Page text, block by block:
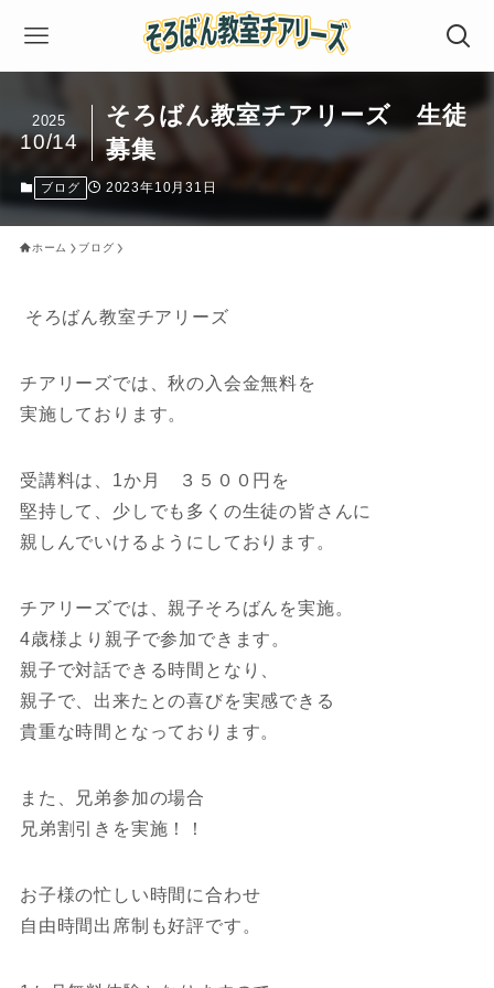
そろばん教室チアリーズ 生徒
募集
2025
10/14
ブログ 2023年10月31日
ホーム ブログ
そろばん教室チアリーズ
チアリーズでは、秋の入会金無料を
実施しております。
受講料は、1か月 ３５００円を
堅持して、少しでも多くの生徒の皆さんに
親しんでいけるようにしております。
チアリーズでは、親子そろばんを実施。
4歳様より親子で参加できます。
親子で対話できる時間となり、
親子で、出来たとの喜びを実感できる
貴重な時間となっております。
また、兄弟参加の場合
兄弟割引きを実施！！
お子様の忙しい時間に合わせ
自由時間出席制も好評です。